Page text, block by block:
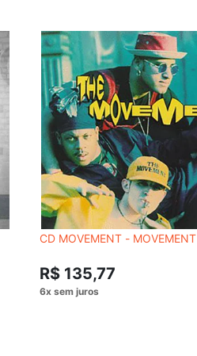
CD MOVEMENT - MOVEMENT
R$ 135,77